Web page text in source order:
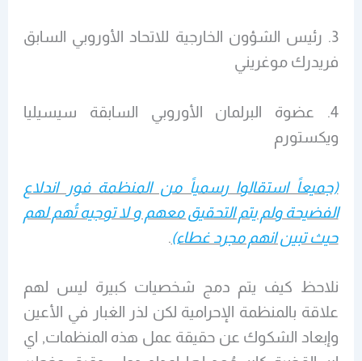
3. رئيس الشؤون الخارجية للاتحاد الأوروبي السابق
فريدرك موغريني
4. عضوة البرلمان الأوروبي السابقة سيسيليا
ويكستورم
(جميعاً استقالوا رسمياً من المنظمة فور اندلاع
الفضيحة ولم يتم التحقيق معهم و لا توجيه تُهم لهم
حيث تبين انهم مجرد غطاء).
نلاحظ كيف يتم دمج شخصيات كبيرة ليس لهم
علاقة بالمنظمة الإحرامية لكن لذر الغبار في الأعين
وإبعاد الشكوك عن حقيقة عمل هذه المنظمات, اي